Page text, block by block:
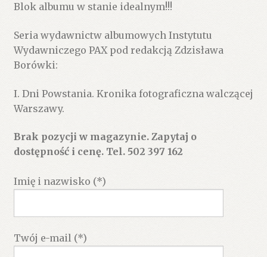
Blok albumu w stanie idealnym!!!
Seria wydawnictw albumowych Instytutu
Wydawniczego PAX pod redakcją Zdzisława
Borówki:
I. Dni Powstania. Kronika fotograficzna walczącej
Warszawy.
Brak pozycji w magazynie. Zapytaj o
dostępność i cenę. Tel. 502 397 162
Imię i nazwisko (*)
Twój e-mail (*)